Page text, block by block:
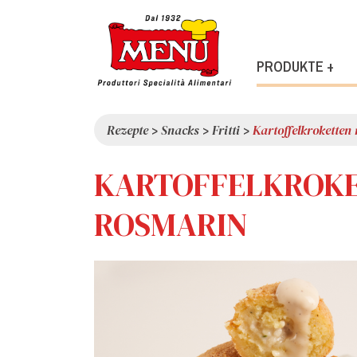
PRODUKTE +
Rezepte>Snacks >Fritti >Kartoffelkroketten
ROSMARIN